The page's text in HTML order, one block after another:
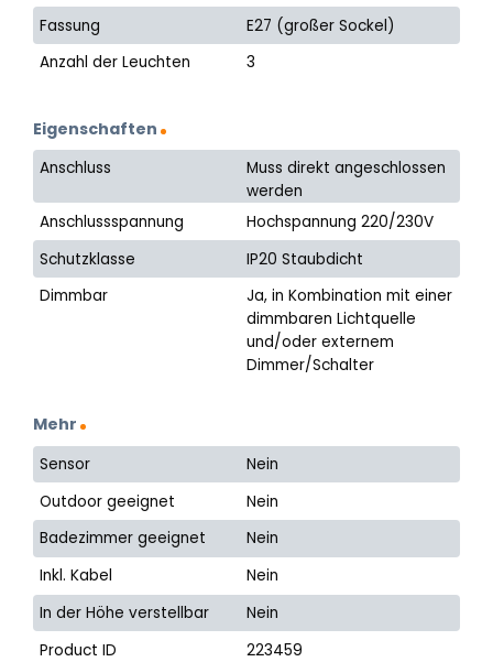
Fassung
E27 (großer Sockel)
Anzahl der Leuchten
3
Eigenschaften
Anschluss
Muss direkt angeschlossen
werden
Anschlussspannung
Hochspannung 220/230V
Schutzklasse
IP20 Staubdicht
Dimmbar
Ja, in Kombination mit einer
dimmbaren Lichtquelle
und/oder externem
Dimmer/Schalter
Mehr
Sensor
Nein
Outdoor geeignet
Nein
Badezimmer geeignet
Nein
Inkl. Kabel
Nein
In der Höhe verstellbar
Nein
Product ID
223459